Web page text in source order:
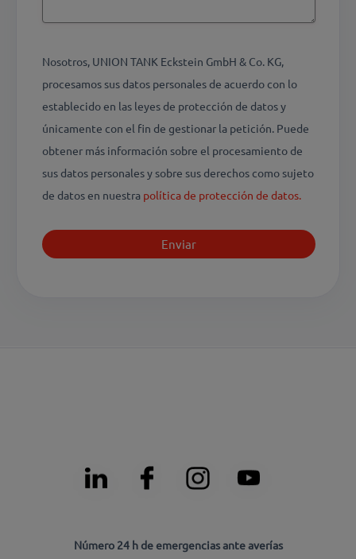
Nosotros, UNION TANK Eckstein GmbH & Co. KG,
procesamos sus datos personales de acuerdo con lo
establecido en las leyes de protección de datos y
únicamente con el fin de gestionar la petición. Puede
obtener más información sobre el procesamiento de
sus datos personales y sobre sus derechos como sujeto
de datos en nuestra política de protección de datos.
Número 24 h de emergencias ante averías